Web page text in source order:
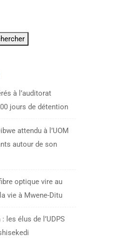
à l’auditorat
jours de détention
attendu à l’UOM
autour de son
optique vire au
vie à Mwene-Ditu
les élus de l’UDPS